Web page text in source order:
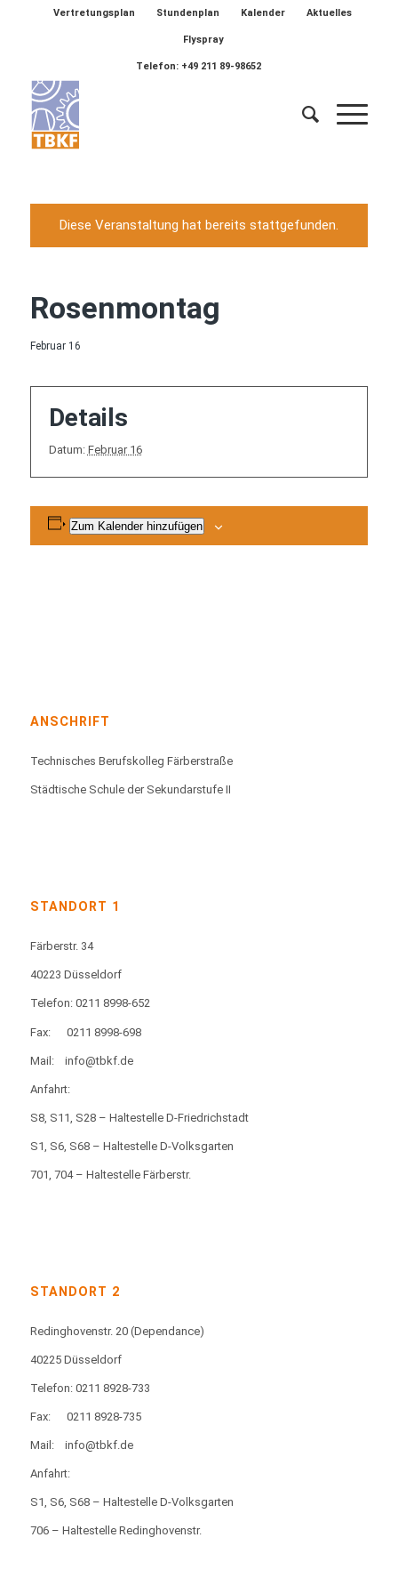
Vertretungsplan Stundenplan Kalender Aktuelles
Flyspray
Telefon: +49 211 89-98652
Diese Veranstaltung hat bereits stattgefunden.
Rosenmontag
Februar 16
Details
Datum: Februar 16
Zum Kalender hinzufügen
ANSCHRIFT
Technisches Berufskolleg Färberstraße
Städtische Schule der Sekundarstufe II
STANDORT 1
Färberstr. 34
40223 Düsseldorf
Telefon: 0211 8998-652
Fax: 0211 8998-698
Mail: info@tbkf.de
Anfahrt:
S8, S11, S28 – Haltestelle D-Friedrichstadt
S1, S6, S68 – Haltestelle D-Volksgarten
701, 704 – Haltestelle Färberstr.
STANDORT 2
Redinghovenstr. 20 (Dependance)
40225 Düsseldorf
Telefon: 0211 8928-733
Fax: 0211 8928-735
Mail: info@tbkf.de
Anfahrt:
S1, S6, S68 – Haltestelle D-Volksgarten
706 – Haltestelle Redinghovenstr.